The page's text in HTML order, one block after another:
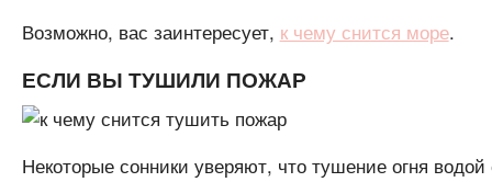
Возможно, вас заинтересует, к чему снится море.
ЕСЛИ ВЫ ТУШИЛИ ПОЖАР
Некоторые сонники уверяют, что тушение огня